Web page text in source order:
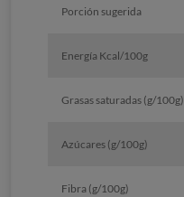
Porción sugerida
Energía Kcal/100g
Grasas saturadas (g/100g)
Azúcares (g/100g)
Fibra (g/100g)